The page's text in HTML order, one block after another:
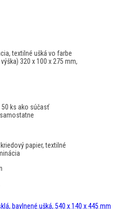
textilné ušká vo farbe
320 x 100 x 275 mm,
50 ks ako súčasť
kriedový papier, textilné